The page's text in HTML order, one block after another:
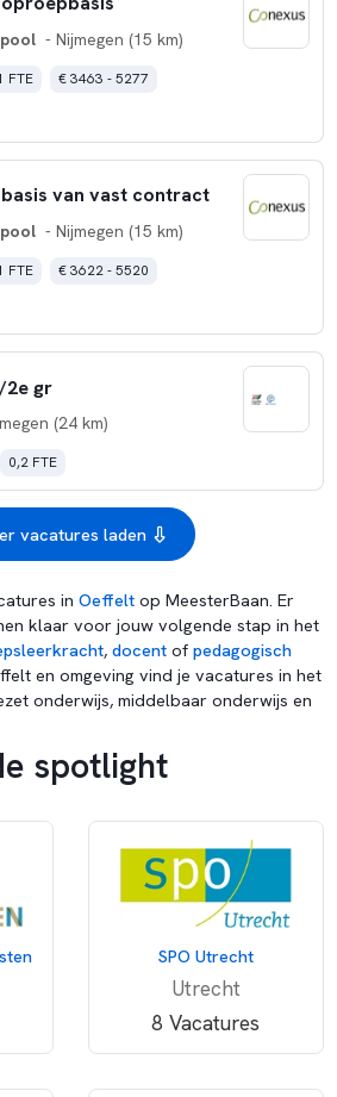
- Nijmegen (15 km)
FTE
€ 3463 - 5277
van vast contract
- Nijmegen (15 km)
FTE
€ 3622 - 5520
2e gr
(24 km)
0,2 FTE
vacatures laden
in Oeffeltop MeesterBaan. Er
klaar voor jouw volgende stap in het
, docentof pedagogisch
en omgeving vind je vacatures in het
onderwijs, middelbaar onderwijs en
spotlight
SPO Utrecht
Utrecht
8 Vacatures